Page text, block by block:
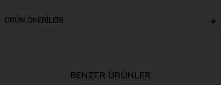
ÜRÜN ÖNERILERI
BENZER ÜRÜNLER